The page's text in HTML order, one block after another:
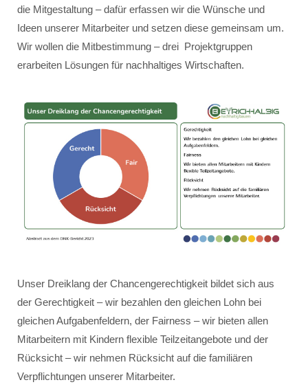
die Mitgestaltung – dafür erfassen wir die Wünsche und
Ideen unserer Mitarbeiter und setzen diese gemeinsam um.
Wir wollen die Mitbestimmung – drei Projektgruppen
erarbeiten Lösungen für nachhaltiges Wirtschaften.
Unser Dreiklang der Chancengerechtigkeit bildet sich aus
der Gerechtigkeit – wir bezahlen den gleichen Lohn bei
gleichen Aufgabenfeldern, der Fairness – wir bieten allen
Mitarbeitern mit Kindern flexible Teilzeitangebote und der
Rücksicht – wir nehmen Rücksicht auf die familiären
Verpflichtungen unserer Mitarbeiter.